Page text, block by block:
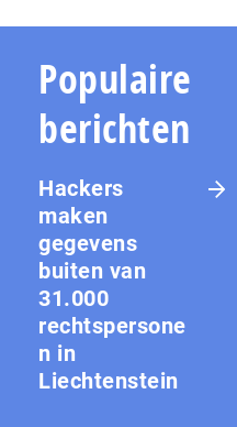
Populaire
berichten
Hackers
maken
gegevens
buiten van
31.000
rechtspersone
n in
Liechtenstein